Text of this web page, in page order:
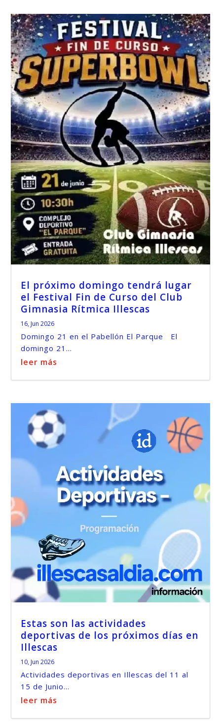
El próximo domingo tendrá lugar
el Festival Fin de Curso del Club
Gimnasia Rítmica Illescas
16, Jun 2026
Domingo 21 en el Pabellón El Parque El
domingo 21...
leer más
Estas son las actividades
deportivas de los próximos días en
Illescas
10, Jun 2026
Actividades deportivas en Illescas del 11 al
15 de Junio...
leer más